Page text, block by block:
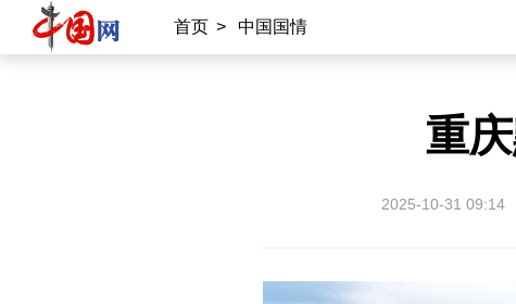
首页 > 中国国情
重
2025-10-31 09:14